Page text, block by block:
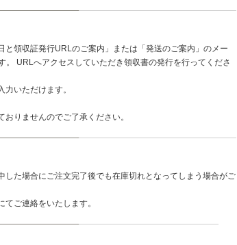
と領収証発行URLのご案内」または「発送のご案内」のメー
。 URLへアクセスしていただき領収書の発行を行ってくださ
力いただけます。
おりませんのでご了承ください。
した場合にご注文完了後でも在庫切れとなってしまう場合がご
ご連絡をいたします。